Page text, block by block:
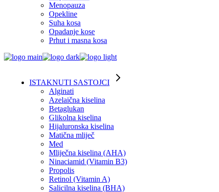
Menopauza
Opekline
Suha kosa
Opadanje kose
Prhut i masna kosa
ISTAKNUTI SASTOJCI
Alginati
Azelaična kiselina
Betaglukan
Glikolna kiselina
Hijaluronska kiselina
Matična mliječ
Med
Mliječna kiselina (AHA)
Ninaciamid (Vitamin B3)
Propolis
Retinol (Vitamin A)
Salicilna kiselina (BHA)